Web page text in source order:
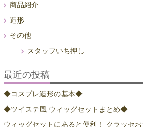
商品紹介
造形
その他
スタッフいち押し
最近の投稿
◆コスプレ造形の基本◆
◆ツイステ風 ウィッグセットまとめ◆
ウィッグセットにあると便利！ クラッセ